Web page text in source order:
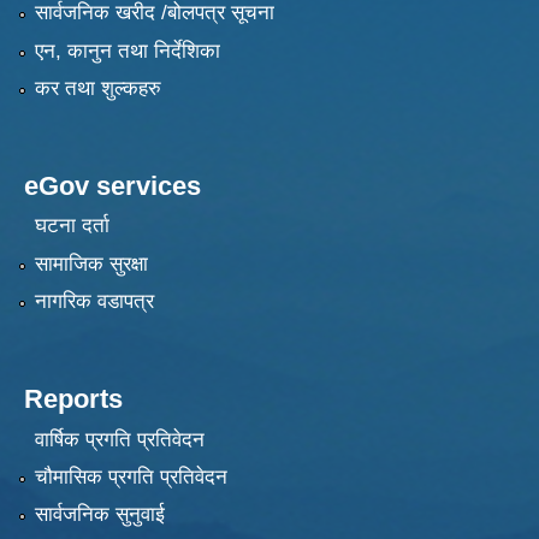
सार्वजनिक खरीद /बोलपत्र सूचना
एन, कानुन तथा निर्देशिका
कर तथा शुल्कहरु
eGov services
घटना दर्ता
सामाजिक सुरक्षा
नागरिक वडापत्र
Reports
वार्षिक प्रगति प्रतिवेदन
चौमासिक प्रगति प्रतिवेदन
सार्वजनिक सुनुवाई